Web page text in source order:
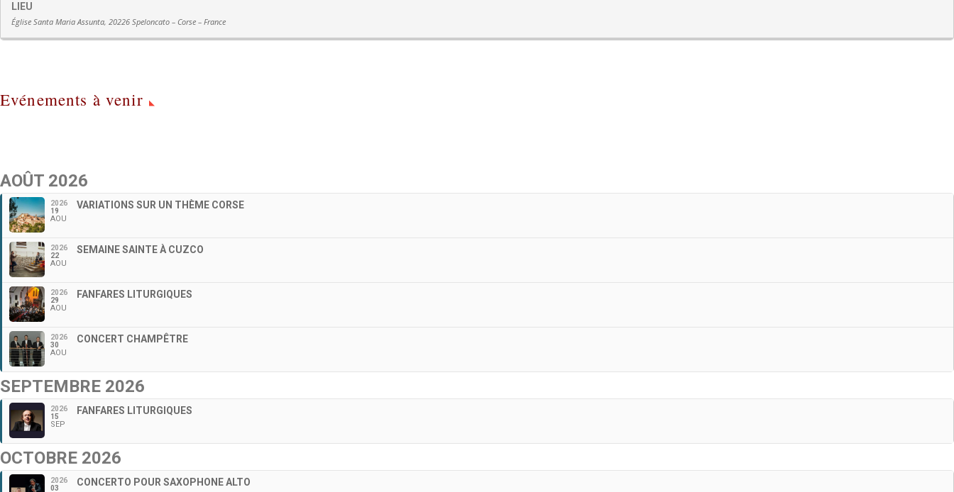
LIEU
Église Santa Maria Assunta, 20226 Speloncato – Corse – France
Evénements à venir
AOÛT 2026
2026
19
AOU
VARIATIONS SUR UN THÈME CORSE
2026
22
AOU
SEMAINE SAINTE À CUZCO
2026
29
AOU
FANFARES LITURGIQUES
2026
30
AOU
CONCERT CHAMPÊTRE
SEPTEMBRE 2026
2026
15
SEP
FANFARES LITURGIQUES
OCTOBRE 2026
2026
03
CONCERTO POUR SAXOPHONE ALTO